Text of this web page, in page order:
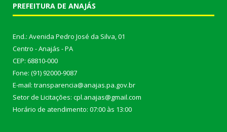
PREFEITURA DE ANAJÁS
End.: Avenida Pedro José da Silva, 01
Centro - Anajás - PA
CEP: 68810-000
Fone: (91) 92000-9087
E-mail: transparencia@anajas.pa.gov.br
Setor de Licitações: cpl.anajas@gmail.com
Horário de atendimento: 07:00 às 13:00